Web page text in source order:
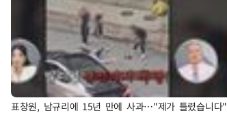
표창원, 남규리에 15년 만에 사과…"제가 틀렸습니다"